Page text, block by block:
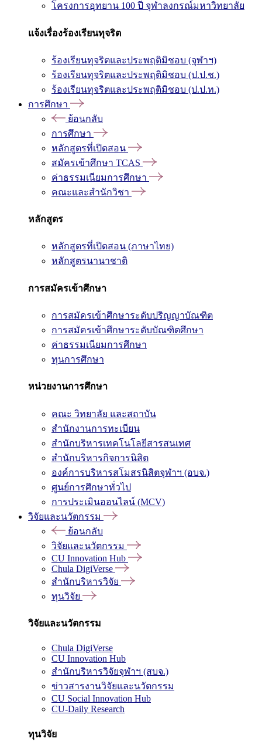
โครงการอุทยาน 100 ปี จุฬาลงกรณ์มหาวิทยาลัย
แจ้งเรื่องร้องเรียนทุจริต
ร้องเรียนทุจริตและประพฤติมิชอบ (จุฬาฯ)
ร้องเรียนทุจริตและประพฤติมิชอบ (ป.ป.ช.)
ร้องเรียนทุจริตและประพฤติมิชอบ (ป.ป.ท.)
การศึกษา
ย้อนกลับ
การศึกษา
หลักสูตรที่เปิดสอน
สมัครเข้าศึกษา TCAS
ค่าธรรมเนียมการศึกษา
คณะและสำนักวิชา
หลักสูตร
หลักสูตรที่เปิดสอน (ภาษาไทย)
หลักสูตรนานาชาติ
การสมัครเข้าศึกษา
การสมัครเข้าศึกษาระดับปริญญาบัณฑิต
การสมัครเข้าศึกษาระดับบัณฑิตศึกษา
ค่าธรรมเนียมการศึกษา
ทุนการศึกษา
หน่วยงานการศึกษา
คณะ วิทยาลัย และสถาบัน
สำนักงานการทะเบียน
สำนักบริหารเทคโนโลยีสารสนเทศ
สำนักบริหารกิจการนิสิต
องค์การบริหารสโมสรนิสิตจุฬาฯ (อบจ.)
ศูนย์การศึกษาทั่วไป
การประเมินออนไลน์ (MCV)
วิจัยและนวัตกรรม
ย้อนกลับ
วิจัยและนวัตกรรม
CU Innovation Hub
Chula DigiVerse
สำนักบริหารวิจัย
ทุนวิจัย
วิจัยและนวัตกรรม
Chula DigiVerse
CU Innovation Hub
สำนักบริหารวิจัยจุฬาฯ (สบจ.)
ข่าวสารงานวิจัยและนวัตกรรม
CU Social Innovation Hub
CU-Daily Research
ทุนวิจัย